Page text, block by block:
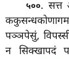
५००. सत्त
पञ्ञपेसुं,
न सिक्खापदं